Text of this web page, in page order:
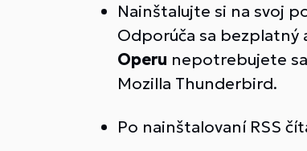
Nainštalujte si na svoj
Odporúča sa bezplatný
Operu nepotrebujete
Mozilla Thunderbird.
Po nainštalovaní RSS